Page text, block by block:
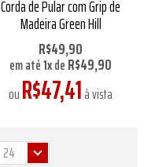
Corda de Pular com Grip de
Madeira Green Hill
R$49,90
em até1xdeR$49,90
ouR$47,41à vista